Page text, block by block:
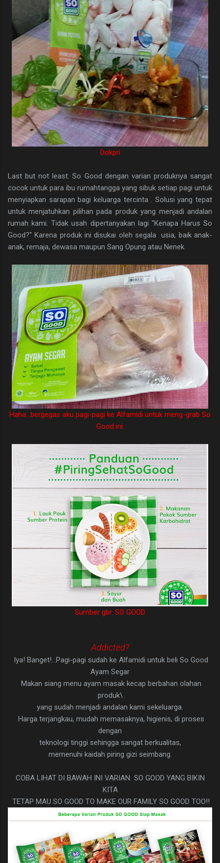
Dokpri
Last but not least: So Good dengan varian produknya sangat
cocok untuk para ibu rumahtangga yang sibuk setiap pagi untuk
menyiapkan sarapan bagi keluarga tercinta . Solusi yang tepat
untuk menjatuhkan pilihan pada produk yang menjadi andalan
rumah kami. Tidak usah dipertanyakan lagi "Kenapa Harus So
Good?" Karena produk ini disukai oleh segala usia, baik anak-
anak, remaja, dewasa maupun Sang Opung atau Nenek.
Haha...bergegas aku pagi-pagi ke Alfamidi untuk meng-grab So
Good ini.
Sumber gbr. SO GOOD
Addicted?
Iya! Banget!...Pagi-pagi sudah ke Alfamidi untuk beli So Good
Ayam Segar
Makan siang menu ayam masak kecap berbahan olahan
produk\
yang sudah menjadi andalan kami sekeluarga.
Harga terjangkau, mudah memasaknya, higienis, di proses
dengan
teknologi tinggi sehingga sangat berkualitas,
memenuhi kaidah piring gizi seimbang.
COBA LIHAT DI BAWAH INI VARIAN SO GOOD YANG BIKIN
KITA
TETAP MAU SO GOOD TO MAKE OUR FAMILY SO GOOD TOO!!